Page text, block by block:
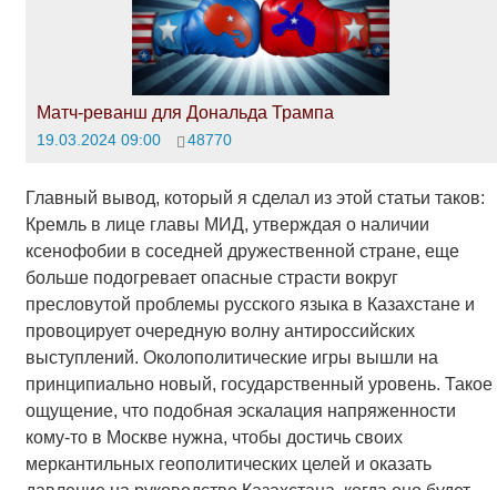
Матч-реванш для Дональда Трампа
19.03.2024 09:00 48770
Главный вывод, который я сделал из этой статьи таков:
Кремль в лице главы МИД, утверждая о наличии
ксенофобии в соседней дружественной стране, еще
больше подогревает опасные страсти вокруг
пресловутой проблемы русского языка в Казахстане и
провоцирует очередную волну антироссийских
выступлений. Околополитические игры вышли на
принципиально новый, государственный уровень. Такое
ощущение, что подобная эскалация напряженности
кому-то в Москве нужна, чтобы достичь своих
меркантильных геополитических целей и оказать